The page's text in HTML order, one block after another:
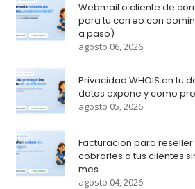
Webmail o cliente de
para tu correo con
a paso)
agosto 06, 2026
Privacidad WHOIS en tu
datos expone y como
agosto 05, 2026
Facturacion para
cobrarles a tus clientes
mes
agosto 04, 2026